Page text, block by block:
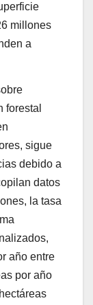
millones
a
forestal
sigue
debido a
datos
la tasa
año entre
por año